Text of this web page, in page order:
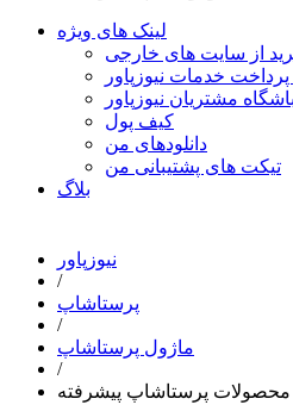
لینک های ویژه
از سایت های خارجی
خدمات نیوزپاور
مشتریان نیوزپاور
کیف پول
دانلودهای من
تیکت های پشتیبانی من
بلاگ
نیوزپاور
/
پرستاشاپ
/
ماژول پرستاشاپ
/
پرستاشاپ پیشرفته